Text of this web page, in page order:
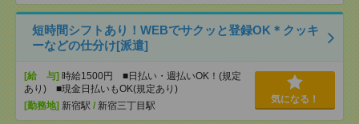
短時間シフトあり！WEBでサクッと登録OK＊クッキ
ーなどの仕分け[派遣]
[給 与] 時給1500円 ■日払い・週払いOK！(規定
あり) ■現金日払いもOK(規定あり)
[勤務地] 新宿駅 / 新宿三丁目駅
気になる！